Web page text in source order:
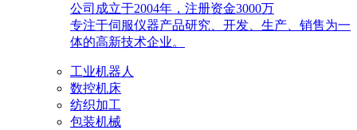
公司成立于2004年，注册资金3000万
专注于伺服仪器产品研究、开发、生产、销售为一
体的高新技术企业。
工业机器人
数控机床
纺织加工
包装机械